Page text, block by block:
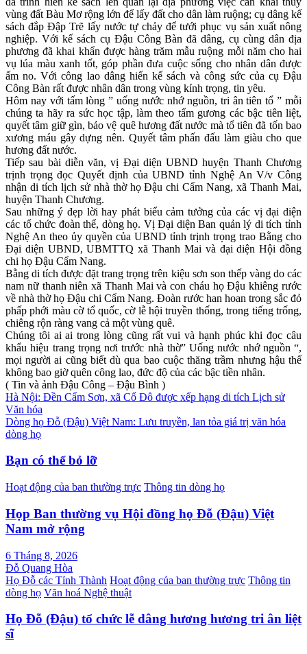
vùng đất Bàu Mơ rộng lớn để lấy đất cho dân làm ruộng; cụ dâng kế
sách đắp Đập Trẽ lấy nước tự chảy để tưới phục vụ sản xuất nông
nghiệp. Với kế sách cụ Đậu Công Bàn đã dâng, cụ cùng dân địa
phương đã khai khẩn được hàng trăm mẫu ruộng mỗi năm cho hai
vụ lúa màu xanh tốt, góp phần đưa cuộc sống cho nhân dân được
ấm no. Với công lao dâng hiến kế sách và công sức của cụ Đậu
Công Bàn rất được nhân dân trong vùng kính trọng, tin yêu.
Hôm nay với tấm lòng ” uống nước nhớ nguồn, tri ân tiên tổ ” mỗi
chúng ta hãy ra sức học tập, làm theo tấm gương các bậc tiên liệt,
quyết tâm giữ gìn, bảo vệ quê hương đất nước mà tổ tiên đã tốn bao
xương máu gây dựng nên. Quyết tâm phấn đấu làm giàu cho que
hương đất nước.
Tiếp sau bài diễn văn, vị Đại diện UBND huyện Thanh Chương
trịnh trọng đọc Quyết định của UBND tỉnh Nghệ An V/v Công
nhận di tích lịch sử nhà thờ họ Đậu chi Cẩm Nang, xã Thanh Mai,
huyện Thanh Chương.
Sau những ý đẹp lời hay phát biểu cảm tưởng của các vị đại diện
các tổ chức đoàn thể, dòng họ. Vị Đại diện Ban quản lý di tích tỉnh
Nghệ An theo ủy quyền của UBND tỉnh trịnh trọng trao Bằng cho
Đại diện UBND, UBMTTQ xã Thanh Mai và đại diện Hội đồng
chi họ Đậu Cẩm Nang.
Bằng di tích được đặt trang trọng trên kiệu sơn son thếp vàng do các
nam nữ thanh niên xã Thanh Mai và con cháu họ Đậu khiêng rước
về nhà thờ họ Đậu chi Cẩm Nang. Đoàn rước han hoan trong sắc đỏ
phấp phới màu cờ tổ quốc, cờ lễ hội truyền thống, trong tiếng trống,
chiêng rộn ràng vang cả một vùng quê.
Chúng tôi ai ai trong lòng cũng rất vui và hạnh phúc khi đọc câu
khẩu hiệu trang trọng nơi trước nhà thờ” Uống nước nhớ nguồn “,
mọi người ai cũng biết dù qua bao cuộc thăng trầm nhưng hậu thế
không bao giờ quên công lao, đức độ của các bậc tiền nhân.
( Tin và ảnh Đậu Công – Đậu Bình )
Điều
hướng
bài
viết
Hà Nội: Đền Cẩm Sơn, xã Cổ Đô được xếp hạng di tích Lịch sử
Văn hóa
Dòng họ Đỗ (Đậu) Việt Nam: Lưu truyền, lan tỏa giá trị văn hóa
dòng họ
Bạn có thể bỏ lỡ
Hoạt động của ban thường trực Thông tin dòng họ
Họp Ban thường vụ Hội đồng họ Đỗ (Đậu) Việt
Nam mở rộng
6 Tháng 8, 2026
Đỗ Quang Hòa
Họ Đỗ các Tỉnh Thành Hoạt động của ban thường trực Thông tin
dòng họ Văn hoá Nghệ thuật
Họ Đỗ (Đậu) tổ chức lễ dâng hương hương tri ân liệt
sĩ